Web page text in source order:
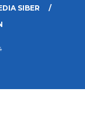
SIBER